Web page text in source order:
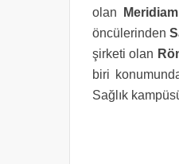
olan
öncülerinden
şirketi olan
biri
Sağlık